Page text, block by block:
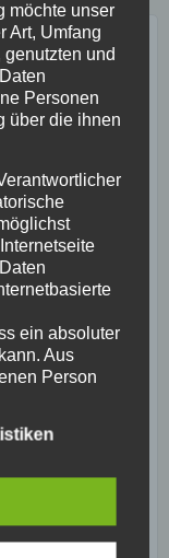
für
du nie mehr
besseres
Energie und
möchte unser
Art, Umfang
und
Personen
über die ihnen
ein absoluter
Aus
Person
an